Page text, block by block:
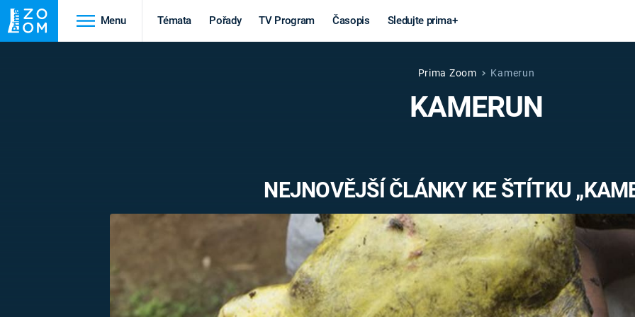
Menu Témata Pořady TV Program Časopis Sledujte prima+
STAROVĚKÝ EGYPT
Věda a
technika
MARS
VÁLEČNÉ
Výročí
Záhady a
Prima Zoom Kamerun
KAMERUN
NEJNOVĚJŠÍ ČLÁNKY KE ŠTÍTKU